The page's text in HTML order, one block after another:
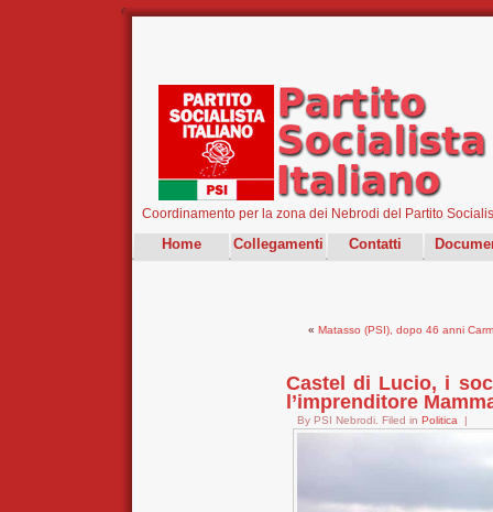
Coordinamento per la zona dei Nebrodi del Partito
Home Collegamenti Contatti
« Matasso (PSI), dopo 46 anni
Castel di Lucio, i
l’imprenditore
By PSI Nebrodi. Filed in Politica |